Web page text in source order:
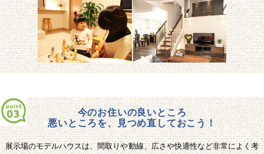
今のお住いの良いところ
悪いところを、見つめ直しておこう！
展示場のモデルハウスは、間取りや動線、広さや快適性など非常によく考